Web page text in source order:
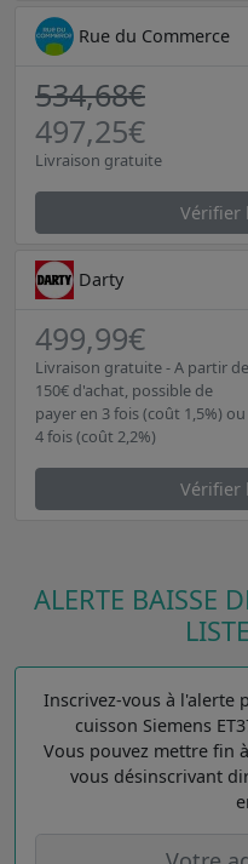
Rue du Commerce
534,68€
497,25€
Livraison gratuite
Vérifier
Darty
499,99€
Livraison gratuite - A partir de
150€ d'achat, possible de
payer en 3 fois (coût 1,5%) ou
4 fois (coût 2,2%)
Vérifier
ALERTE BAISSE
Inscrivez-vous à
cuisson Siemens
Vous pouvez mettre fin
vous désinscrivant